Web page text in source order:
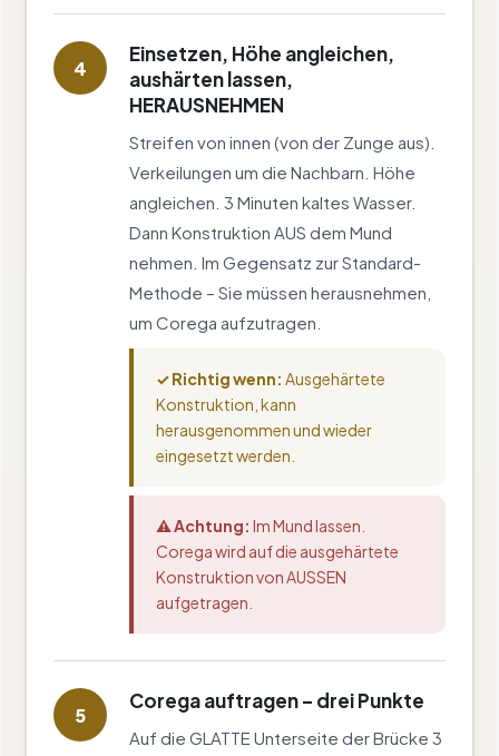
4
Einsetzen, Höhe angleichen,
aushärten lassen,
HERAUSNEHMEN
Streifen von innen (von der Zunge aus).
Verkeilungen um die Nachbarn. Höhe
angleichen. 3 Minuten kaltes Wasser.
Dann Konstruktion AUS dem Mund
nehmen. Im Gegensatz zur Standard-
Methode – Sie müssen herausnehmen,
um Corega aufzutragen.
✓ Richtig wenn: Ausgehärtete
Konstruktion, kann
herausgenommen und wieder
eingesetzt werden.
⚠ Achtung: Im Mund lassen.
Corega wird auf die ausgehärtete
Konstruktion von AUSSEN
aufgetragen.
5
Corega auftragen – drei Punkte
Auf die GLATTE Unterseite der Brücke 3